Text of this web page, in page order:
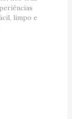
limpo e
EUA